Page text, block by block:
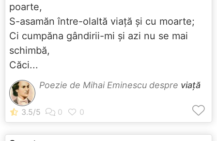
poarte,
S-asamăn între-olaltă viaţă şi cu moarte;
Ci cumpăna gândirii-mi şi azi nu se mai
schimbă,
Căci...
Poezie de Mihai Eminescu despre viață